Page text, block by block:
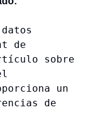
de
sobre
un
de